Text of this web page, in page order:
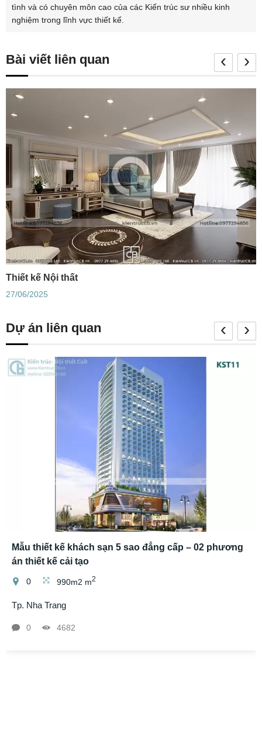
tình và có chuyên môn cao của các Kiến trúc sư nhiều kinh
nghiệm trong lĩnh vực thiết kế.
Bài viết liên quan
Thiết kế Nội thất
27/06/2025
‹ ›
Dự án liên quan
Mẫu thiết kế khách sạn 5 sao đẳng cấp – 02 phương
án thiết kế cải tạo
0 990m2 m2
Tp. Nha Trang
0 4682
‹ ›